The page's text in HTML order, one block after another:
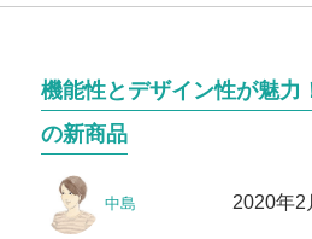
機能性とデザイン性が魅力
の新商品
稿
中島 2020年2